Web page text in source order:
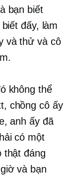
bạn biết
đấy, làm
và thử và cô
không thể
chồng cô ấy
anh ấy đã
có một
thật đáng
và bạn